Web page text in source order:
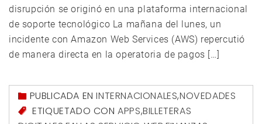
disrupción se originó en una plataforma internacional
de soporte tecnológico La mañana del lunes, un
incidente con Amazon Web Services (AWS) repercutió
de manera directa en la operatoria de pagos […]
PUBLICADA ENINTERNACIONALES,NOVEDADES
ETIQUETADO CONAPPS,BILLETERAS